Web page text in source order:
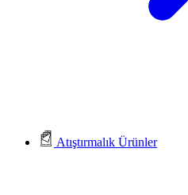
Atıştırmalık Ürünler